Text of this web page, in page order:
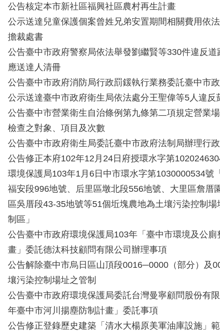
公告核定本市新社區福興社區農村再生計畫
公示送達兒童保護個案曾姓兄弟安置期間相關費用依
擔裁處書
公告臺中市政府警察局依法舉發劉繼賢等330件違反
應送達人清冊
公告臺中市政府消防局行政罰鍰執行業務委託臺中市
公示送達臺中市政府衛生局依法處分王聖偉等5人違反
公告臺中市營業衛生自治條例第九條第二項規定營業
檢查之對象、項目及次數
公告臺中市政府衛生局委託臺中市政府法制局辦理行
公告修正本府102年12月24日府授環水字第
環境保護局103年1月6日中市環水字第1030000534號
福安段996地號、后里區墩北段556地號、大里區詹厝
區吳厝段43-35地號等51個坵塊農地為土壤污染控制
制區」
公告臺中市政府環境保護局103年「臺中市環境及公
畫」委託德汰科技顧問有限公司辦理事項
公告解除臺中市烏日區山頂段0016─0000（部分）及
壤污染控制場址之管制
公告臺中市政府環境保護局委託台灣曼寧顧問股份有
年臺中市河川揚塵防制計畫」委託事項
公告修正登錄歷史建築「清水大楊原美軍油庫設施」